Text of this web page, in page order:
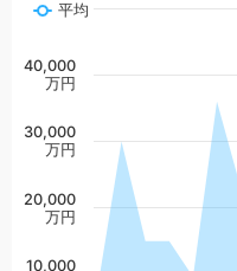
平均
10,000
20,000
万円
30,000
万円
40,000
万円